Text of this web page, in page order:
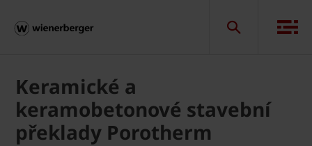
Keramické a
keramobetonové stavební
překlady Porotherm